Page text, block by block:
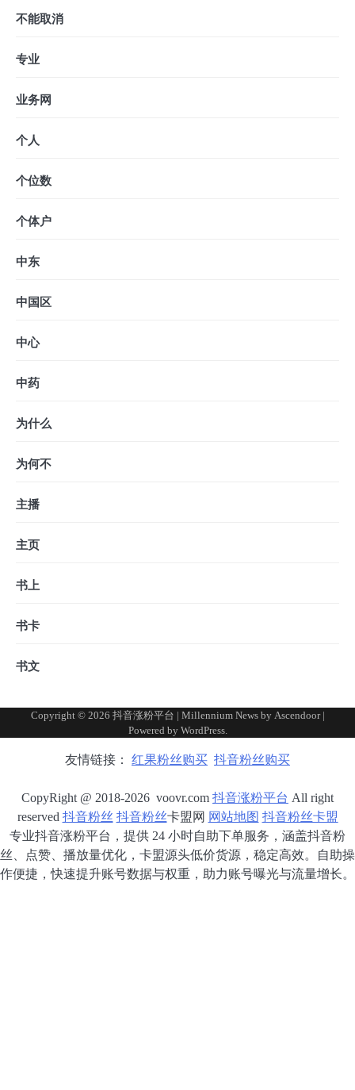
不能取消
专业
业务网
个人
个位数
个体户
中东
中国区
中心
中药
为什么
为何不
主播
主页
书上
书卡
书文
Copyright © 2026 抖音涨粉平台 | Millennium News by Ascendoor|
Powered by WordPress.
友情链接： 红果粉丝购买 抖音粉丝购买
CopyRight @ 2018-2026 voovr.com 抖音涨粉平台 All right
reserved 抖音粉丝 抖音粉丝卡盟网 网站地图 抖音粉丝卡盟
专业抖音涨粉平台，提供 24 小时自助下单服务，涵盖抖音粉
丝、点赞、播放量优化，卡盟源头低价货源，稳定高效。自助操
作便捷，快速提升账号数据与权重，助力账号曝光与流量增长。